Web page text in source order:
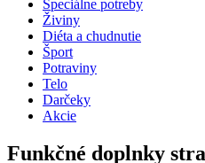
Špeciálne potreby
Živiny
Diéta a chudnutie
Šport
Potraviny
Telo
Darčeky
Akcie
Funkčné doplnky